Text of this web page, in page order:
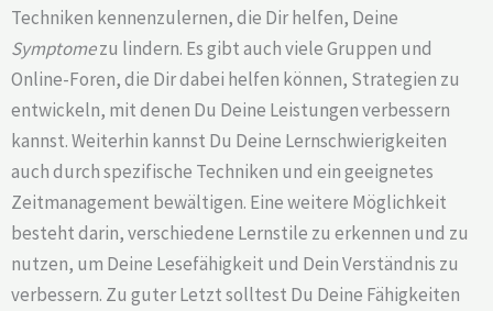
Techniken kennenzulernen, die Dir helfen, Deine
Symptomezu lindern. Es gibt auch viele Gruppen und
Online-Foren, die Dir dabei helfen können, Strategien zu
entwickeln, mit denen Du Deine Leistungen verbessern
kannst. Weiterhin kannst Du Deine Lernschwierigkeiten
auch durch spezifische Techniken und ein geeignetes
Zeitmanagement bewältigen. Eine weitere Möglichkeit
besteht darin, verschiedene Lernstile zu erkennen und zu
nutzen, um Deine Lesefähigkeit und Dein Verständnis zu
verbessern. Zu guter Letzt solltest Du Deine Fähigkeiten